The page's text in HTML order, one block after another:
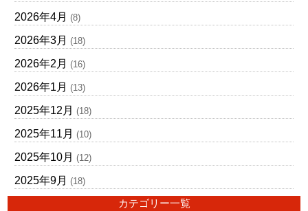
2026年4月 (8)
2026年3月 (18)
2026年2月 (16)
2026年1月 (13)
2025年12月 (18)
2025年11月 (10)
2025年10月 (12)
2025年9月 (18)
カテゴリー一覧